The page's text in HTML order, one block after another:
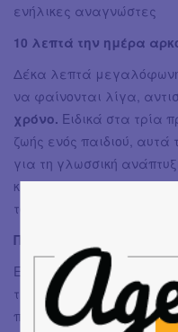
ενήλικες αναγνώστες
10 λεπτά την ημέρα
Δέκα λεπτά
να φαίνονται λίγα,
χρόνο. Ειδικά στα τρία
ζωής ενός παιδιού, αυτά
για τη γλωσσική
και τη δημιουργία
τον γονιό ή τον φροντιστή.
Πώς μπορεί να
Εκπαιδευτικοί
τις τάξεις με
προς τους μαθητές